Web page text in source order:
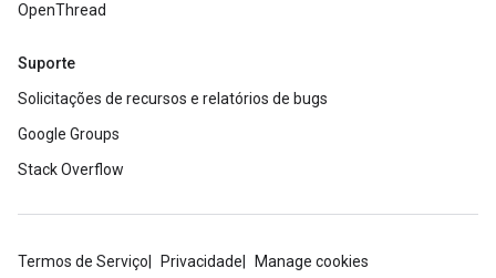
OpenThread
Suporte
Solicitações de recursos e relatórios de bugs
Google Groups
Stack Overflow
Termos de Serviço Privacidade Manage cookies